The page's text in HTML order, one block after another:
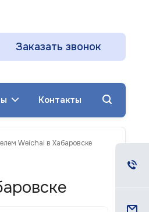
Заказать звонок
Контакты
Weichai в Хабаровске